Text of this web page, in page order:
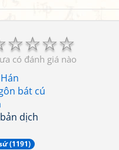
☆
☆
☆
☆
có đánh giá nào
bát cú
dịch
(1191)